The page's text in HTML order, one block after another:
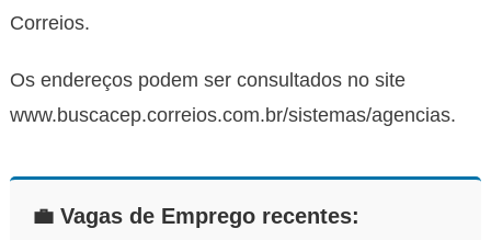
Correios.
Os endereços podem ser consultados no site
www.buscacep.correios.com.br/sistemas/agencias.
💼 Vagas de Emprego recentes: